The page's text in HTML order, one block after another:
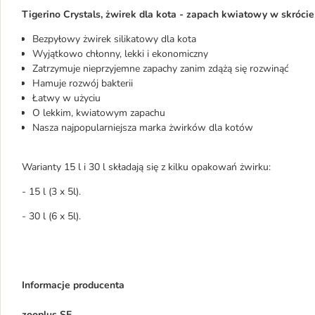
Tigerino Crystals, żwirek dla kota - zapach kwiatowy w skrócie
Bezpyłowy żwirek silikatowy dla kota
Wyjątkowo chłonny, lekki i ekonomiczny
Zatrzymuje nieprzyjemne zapachy zanim zdążą się rozwinąć
Hamuje rozwój bakterii
Łatwy w użyciu
O lekkim, kwiatowym zapachu
Nasza najpopularniejsza marka żwirków dla kotów
Warianty 15 l i 30 l składają się z kilku opakowań żwirku:
- 15 l (3 x 5l).
- 30 l (6 x 5l).
Informacje producenta